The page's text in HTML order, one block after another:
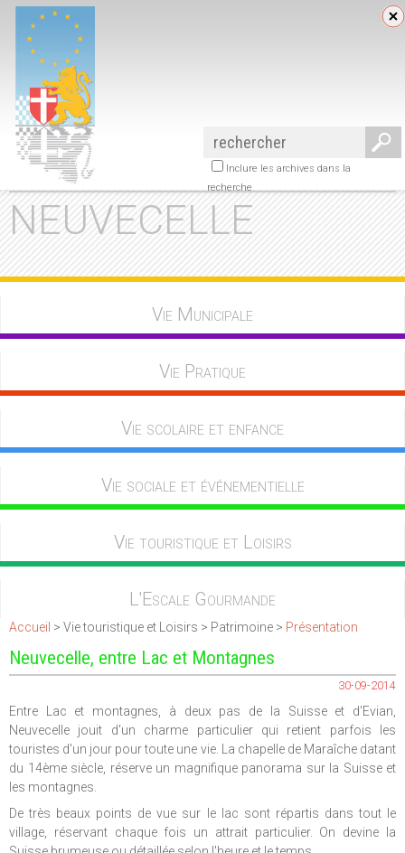
NEUVECELLE
Inclure les archives dans la
recherche
Vie Municipale
Vie Pratique
Vie scolaire et enfance
Vie sociale et événementielle
Vie touristique et Loisirs
L'Escale Gourmande
Accueil > Vie touristique et Loisirs > Patrimoine > Présentation
Neuvecelle, entre Lac et Montagnes
30-09-2014
Entre Lac et montagnes, à deux pas de la Suisse et d'Evian,
Neuvecelle jouit d'un charme particulier qui retient parfois les
touristes d'un jour pour toute une vie. La chapelle de Maraîche datant
du 14ème siècle, réserve un magnifique panorama sur la Suisse et
les montagnes.
De très beaux points de vue sur le lac sont répartis dans tout le
village, réservant chaque fois un attrait particulier. On devine la